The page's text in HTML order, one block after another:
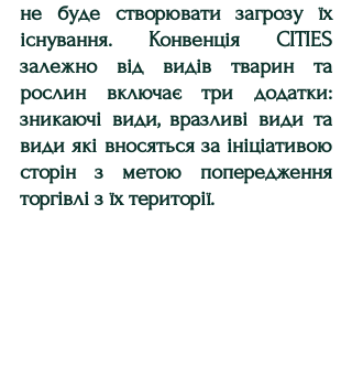
не буде створювати загрозу їх
існування. Конвенція CITIES
залежно від видів тварин та
рослин включає три додатки:
зникаючі види, вразливі види та
види які вносяться за ініціативою
сторін з метою попередження
торгівлі з їх території.